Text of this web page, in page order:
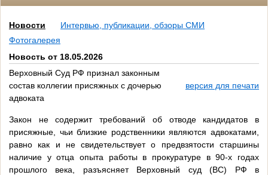
Новости
Интервью, публикации, обзоры СМИ
Фотогалерея
Новость от 18.05.2026
Верховный Суд РФ признал законным
состав коллегии присяжных с дочерью
адвоката
версия для печати
Закон не содержит требований об отводе кандидатов в
присяжные, чьи близкие родственники являются адвокатами,
равно как и не свидетельствует о предвзятости старшины
наличие у отца опыта работы в прокуратуре в 90-х годах
прошлого века, разъясняет Верховный суд (ВС) РФ в